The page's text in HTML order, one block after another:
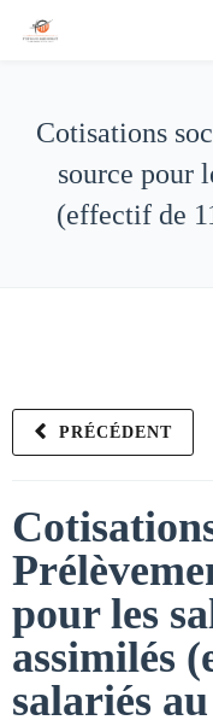
Cotisations
source pour
(effectif de
PRÉCÉDENT
pour les
assimilés
salariés